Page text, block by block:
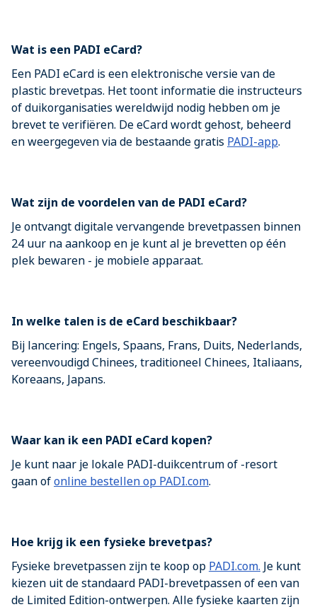
Wat is een PADI eCard?
Een PADI eCard is een elektronische versie van de
plastic brevetpas. Het toont informatie die instructeurs
of duikorganisaties wereldwijd nodig hebben om je
brevet te verifiëren. De eCard wordt gehost, beheerd
en weergegeven via de bestaande gratis PADI-app.
Wat zijn de voordelen van de PADI eCard?
Je ontvangt digitale vervangende brevetpassen binnen
24 uur na aankoop en je kunt al je brevetten op één
plek bewaren - je mobiele apparaat.
In welke talen is de eCard beschikbaar?
Bij lancering: Engels, Spaans, Frans, Duits, Nederlands,
vereenvoudigd Chinees, traditioneel Chinees, Italiaans,
Koreaans, Japans.
Waar kan ik een PADI eCard kopen?
Je kunt naar je lokale PADI-duikcentrum of -resort
gaan ofonline bestellen op PADI.com.
Hoe krijg ik een fysieke brevetpas?
Fysieke brevetpassen zijn te koop op PADI.com. Je kunt
kiezen uit de standaard PADI-brevetpassen of een van
de Limited Edition-ontwerpen. Alle fysieke kaarten zijn